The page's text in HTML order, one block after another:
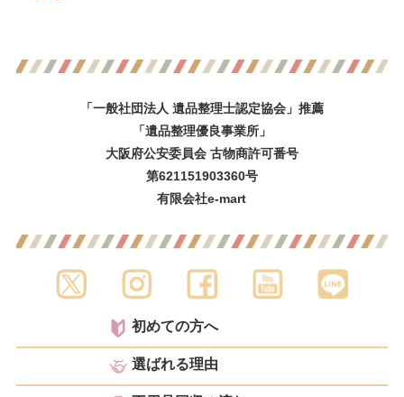
「一般社団法人 遺品整理士認定協会」推薦
「遺品整理優良事業所」
大阪府公安委員会 古物商許可番号
第621151903360号
有限会社e-mart
初めての方へ
選ばれる理由